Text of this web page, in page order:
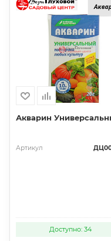
Акварин
Артикул
Доступно: 34